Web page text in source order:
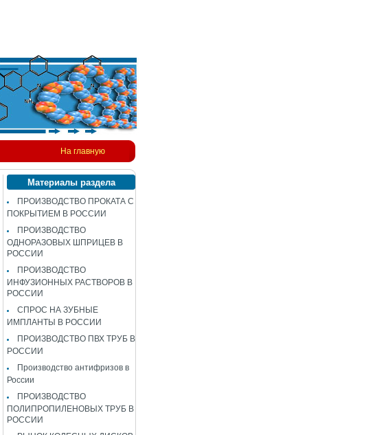
На главную
Материалы раздела
ПРОИЗВОДСТВО ПРОКАТА С
ПОКРЫТИЕМ В РОССИИ
ПРОИЗВОДСТВО
ОДНОРАЗОВЫХ ШПРИЦЕВ В
РОССИИ
ПРОИЗВОДСТВО
ИНФУЗИОННЫХ РАСТВОРОВ В
РОССИИ
СПРОС НА ЗУБНЫЕ
ИМПЛАНТЫ В РОССИИ
ПРОИЗВОДСТВО ПВХ ТРУБ В
РОССИИ
Производство антифризов в
России
ПРОИЗВОДСТВО
ПОЛИПРОПИЛЕНОВЫХ ТРУБ В
РОССИИ